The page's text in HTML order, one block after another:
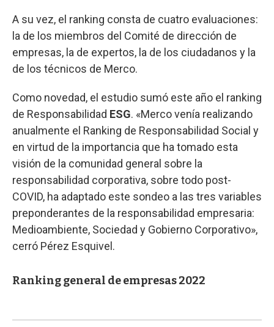
A su vez, el ranking consta de cuatro evaluaciones:
la de los miembros del Comité de dirección de
empresas, la de expertos, la de los ciudadanos y la
de los técnicos de Merco.
Como novedad, el estudio sumó este año el ranking
de Responsabilidad ESG. «Merco venía realizando
anualmente el Ranking de Responsabilidad Social y
en virtud de la importancia que ha tomado esta
visión de la comunidad general sobre la
responsabilidad corporativa, sobre todo post-
COVID, ha adaptado este sondeo a las tres variables
preponderantes de la responsabilidad empresaria:
Medioambiente, Sociedad y Gobierno Corporativo»,
cerró Pérez Esquivel.
Ranking general de empresas 2022